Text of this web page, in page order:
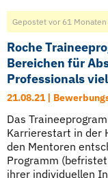
Gepostet vor 61 Monaten
Roche
Bereichen für
Professionals
21.08.21 |
Das
Karrierestart in der
den Mentoren
Programm
ihrer individuellen